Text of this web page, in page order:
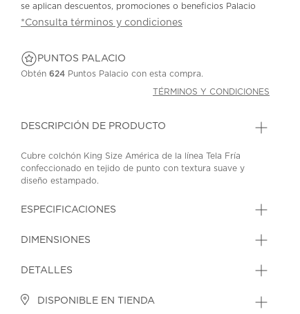
se aplican descuentos, promociones o beneficios Palacio
*Consulta términos y condiciones
PUNTOS PALACIO
Obtén624 Puntos Palacio con esta compra.
TÉRMINOS Y CONDICIONES
DESCRIPCIÓN DE PRODUCTO
Cubre colchón King Size América de la línea Tela Fría
confeccionado en tejido de punto con textura suave y
diseño estampado.
ESPECIFICACIONES
DIMENSIONES
DETALLES
DISPONIBLE EN TIENDA